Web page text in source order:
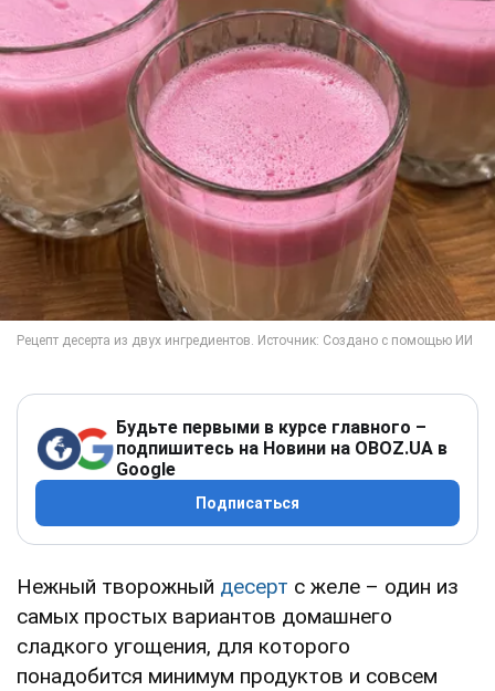
Будьте первыми в курсе главного –
подпишитесь на Новини на OBOZ.UA в
Google
Подписаться
Нежный творожный десерт с желе – один из
самых простых вариантов домашнего
сладкого угощения, для которого
понадобится минимум продуктов и совсем